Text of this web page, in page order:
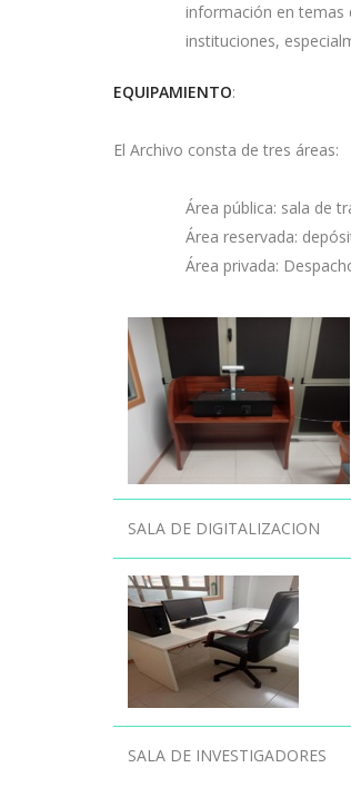
información en temas
instituciones,
EQUIPAMIENTO:
El Archivo consta de tres áreas:
Área pública: sala de
Área reservada:
Área privada:
SALA DE DIGITALIZACION
SALA DE INVESTIGADORES